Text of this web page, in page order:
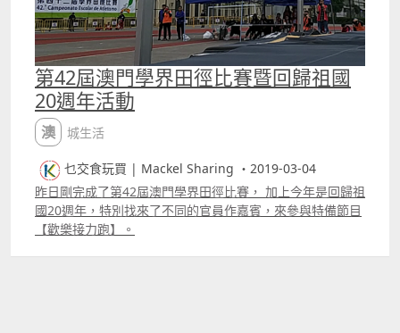
第42屆澳門學界田徑比賽暨回歸祖國
20週年活動
澳城生活
乜交食玩買 | Mackel Sharing ・2019-03-04
昨日剛完成了第42屆澳門學界田徑比賽， 加上今年是回歸祖
國20週年，特別找來了不同的官員作嘉賓，來參與特備節目
【歡樂接力跑】。